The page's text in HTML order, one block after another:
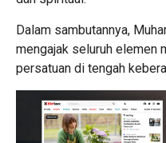
Dalam sambutannya,
mengajak seluruh elemen
persatuan di tengah